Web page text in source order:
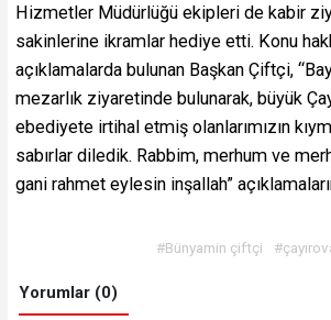
Hizmetler Müdürlüğü ekipleri de kabir
sakinlerine ikramlar hediye etti. Konu
açıklamalarda bulunan Başkan Çiftçi,
mezarlık ziyaretinde bulunarak, büyük
ebediyete irtihal etmiş olanlarımızın
sabırlar diledik. Rabbim, merhum ve
gani rahmet eylesin inşallah”
#Bünyamin çiftçi
Yorumlar (0)